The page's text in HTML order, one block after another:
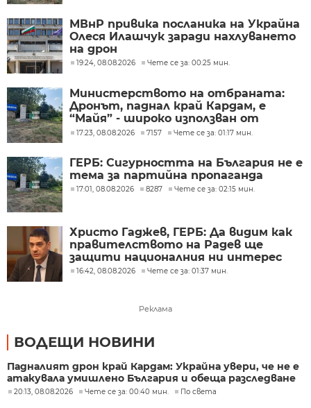
МВнР привика посланика на Украйна
Олеся Илашчук заради нахлуването
на дрон
19:24, 08.08.2026 Чете се за: 00:25 мин.
Министерството на отбраната:
Дронът, паднал край Кардам, е
“Майя” - широко използван от
украинската армия
17:23, 08.08.2026 7157 Чете се за: 01:17 мин.
ГЕРБ: Сигурността на България не е
тема за партийна пропаганда
17:01, 08.08.2026 8287 Чете се за: 02:15 мин.
Христо Гаджев, ГЕРБ: Да видим как
правителството на Радев ще
защити националния ни интерес
16:42, 08.08.2026 Чете се за: 01:37 мин.
Реклама
ВОДЕЩИ НОВИНИ
Падналият дрон край Кардам: Украйна увери, че не е
атакувала умишлено България и обеща разследване
20:13, 08.08.2026 Чете се за: 00:40 мин. По света